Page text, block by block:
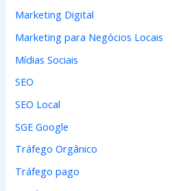
Marketing Digital
Marketing para Negócios Locais
Mídias Sociais
SEO
SEO Local
SGE Google
Tráfego Orgânico
Tráfego pago